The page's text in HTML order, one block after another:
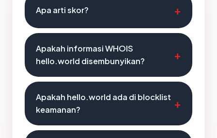
Apa arti skor?
Apakah informasi WHOIS
hello.world disembunyikan?
Apakah hello.world ada di blocklist
keamanan?